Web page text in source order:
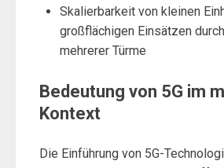
Skalierbarkeit von kleinen
großflächigen Einsätzen
mehrerer Türme
Bedeutung von 5G im
Kontext
Die Einführung von 5G-